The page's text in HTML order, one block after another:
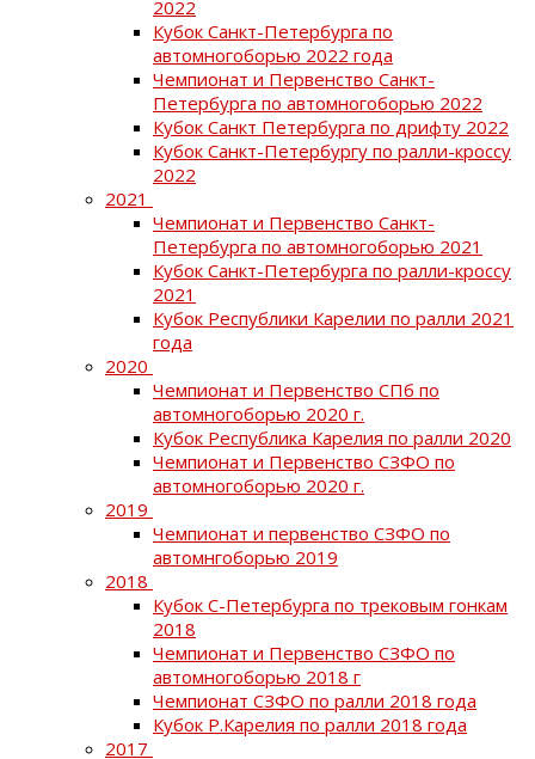
2022
Кубок Санкт-Петербурга по
автомногоборью 2022 года
Чемпионат и Первенство Санкт-
Петербурга по автомногоборью 2022
Кубок Санкт Петербурга по дрифту 2022
Кубок Санкт-Петербургу по ралли-кроссу
2022
2021
Чемпионат и Первенство Санкт-
Петербурга по автомногоборью 2021
Кубок Санкт-Петербурга по ралли-кроссу
2021
Кубок Республики Карелии по ралли 2021
года
2020
Чемпионат и Первенство СПб по
автомногоборью 2020 г.
Кубок Республика Карелия по ралли 2020
Чемпионат и Первенство СЗФО по
автомногоборью 2020 г.
2019
Чемпионат и первенство СЗФО по
автомнгоборью 2019
2018
Кубок С-Петербурга по трековым гонкам
2018
Чемпионат и Первенство СЗФО по
автомногоборью 2018 г
Чемпионат СЗФО по ралли 2018 года
Кубок Р.Карелия по ралли 2018 года
2017